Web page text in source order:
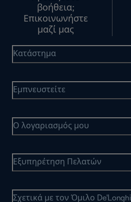
βοήθεια;
Επικοινωνήστε
μαζί μας
Κατάστημα
Εμπνευστείτε
Ο λογαριασμός μου
Εξυπηρέτηση Πελατών
Σχετικά με τον Όμιλο De'Longhi